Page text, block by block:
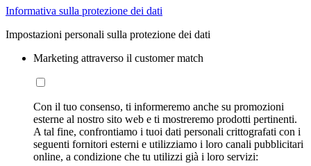
Informativa sulla protezione dei dati
Impostazioni personali sulla protezione dei dati
Marketing attraverso il customer match
Con il tuo consenso, ti informeremo anche su promozioni
esterne al nostro sito web e ti mostreremo prodotti pertinenti.
A tal fine, confrontiamo i tuoi dati personali crittografati con i
seguenti fornitori esterni e utilizziamo i loro canali pubblicitari
online, a condizione che tu utilizzi già i loro servizi: